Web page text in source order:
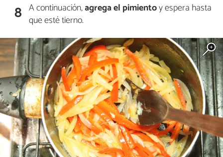
8 A continuación,agrega el pimientoy espera hasta
que esté tierno.